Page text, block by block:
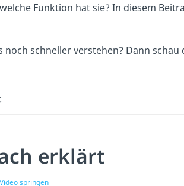
Funktion hat sie? In diesem
noch schneller verstehen? Dann
erklärt
springen